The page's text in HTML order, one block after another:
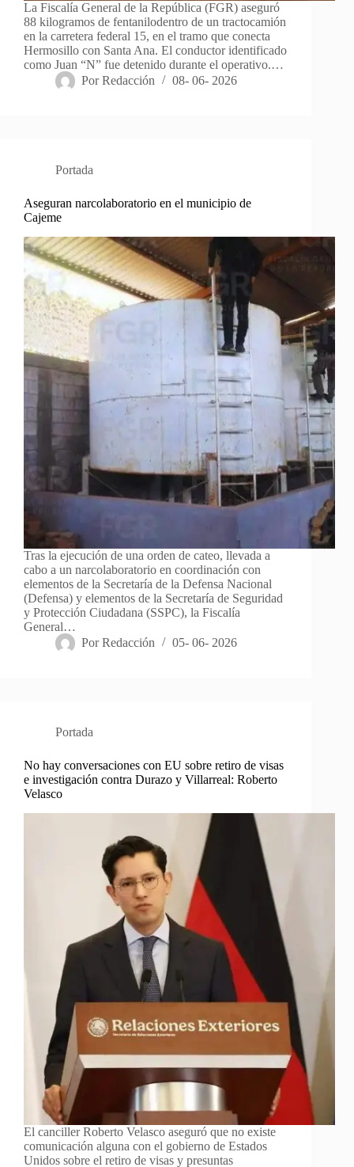
La Fiscalía General de la República (FGR) aseguró
88 kilogramos de fentanilodentro de un tractocamión
en la carretera federal 15, en el tramo que conecta
Hermosillo con Santa Ana. El conductor identificado
como Juan “N” fue detenido durante el operativo.…
Por Redacción 08- 06- 2026
Portada
Aseguran narcolaboratorio en el municipio de
Cajeme
Tras la ejecución de una orden de cateo, llevada a
cabo a un narcolaboratorio en coordinación con
elementos de la Secretaría de la Defensa Nacional
(Defensa) y elementos de la Secretaría de Seguridad
y Protección Ciudadana (SSPC), la Fiscalía
General…
Por Redacción 05- 06- 2026
Portada
No hay conversaciones con EU sobre retiro de visas
e investigación contra Durazo y Villarreal: Roberto
Velasco
El canciller Roberto Velasco aseguró que no existe
comunicación alguna con el gobierno de Estados
Unidos sobre el retiro de visas y presuntas